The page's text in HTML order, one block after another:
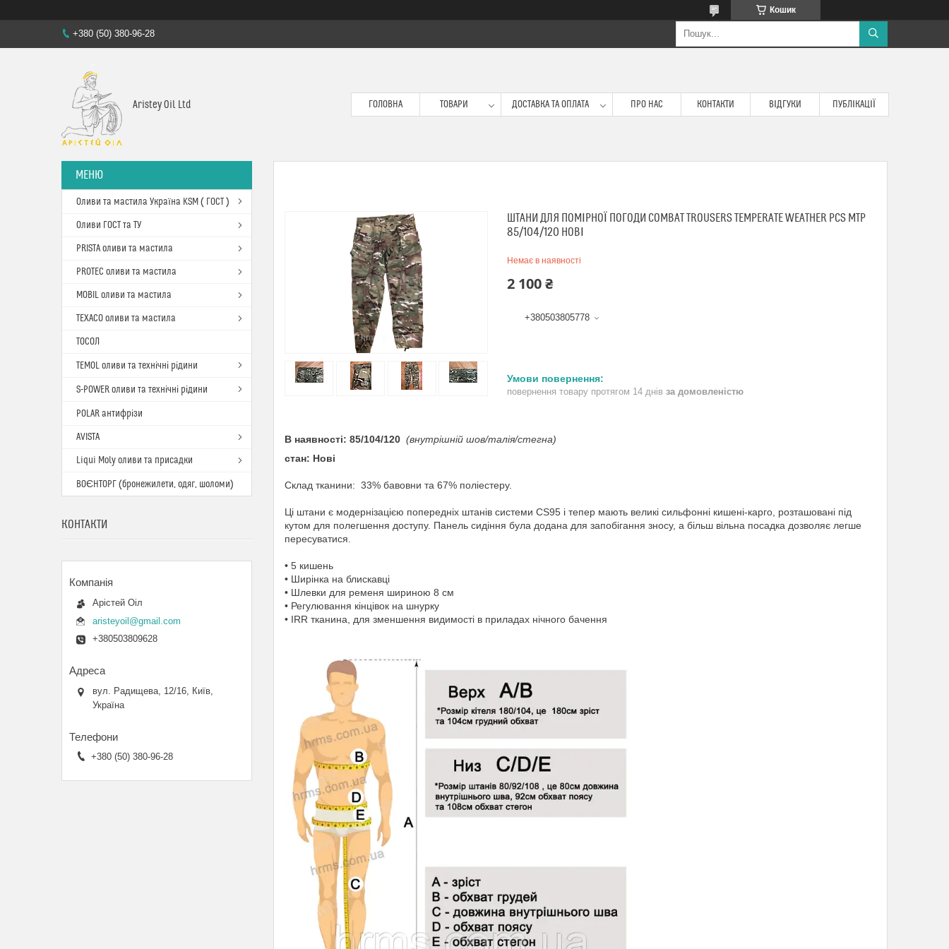
Кошик
+380 (50) 380-96-28
Aristey Oil Ltd ГОЛОВНА ТОВАРИ ДОСТАВКА ТА ОПЛАТА ПРО НАС КОНТАКТИ ВІДГУКИ ПУБЛІКАЦІЇ
ШТАНИ ДЛЯ ПОМІРНОЇ ПОГОДИ COMBAT TROUSERS TEMPERATE WEATHER PCS MTP
85/104/120 НОВІ
Немає в наявності
2 100 ₴
+380503805778
повернення товару протягом 14 днів за домовленістю
В наявності: 85/104/120 (внутрішній шов/талія/стегна)
стан: Нові
Склад тканини: 33% бавовни та 67% поліестеру.
Ці штани є модернізацією попередніх штанів системи CS95 і тепер мають великі сильфонні кишені-карго, розташовані під
кутом для полегшення доступу. Панель сидіння була додана для запобігання зносу, а більш вільна посадка дозволяє легше
пересуватися.
• 5 кишень
• Ширінка на блискавці
• Шлевки для ременя шириною 8 см
• Регулювання кінцівок на шнурку
• IRR тканина, для зменшення видимості в приладах нічного бачення
Оливи та мастила Україна KSM ( ГОСТ )
Оливи ГОСТ та ТУ
PRISTA оливи та мастила
PROTEC оливи та мастила
MOBIL оливи та мастила
TEXACO оливи та мастила
ТОСОЛ
TEMOL оливи та технічні рідини
S-POWER оливи та технічні рідини
POLAR антифрізи
AVISTA
Liqui Moly оливи та присадки
ВОЄНТОРГ (бронежилети, одяг, шоломи)
КОНТАКТИ
Арістей Оіл
aristeyoil@gmail.com
+380503809628
вул. Радищева, 12/16, Київ,
Україна
+380 (50) 380-96-28